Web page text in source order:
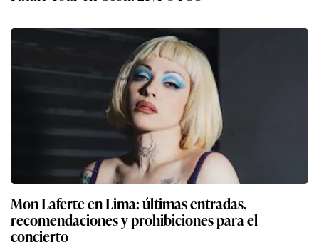
Mon Laferte en Lima: últimas entradas,
recomendaciones y prohibiciones para el
concierto